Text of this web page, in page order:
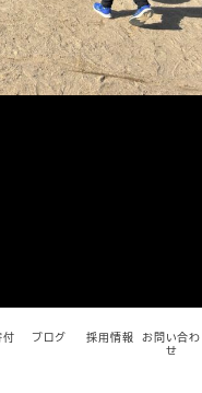
付 ブログ 採用情報 お問い合わ
せ